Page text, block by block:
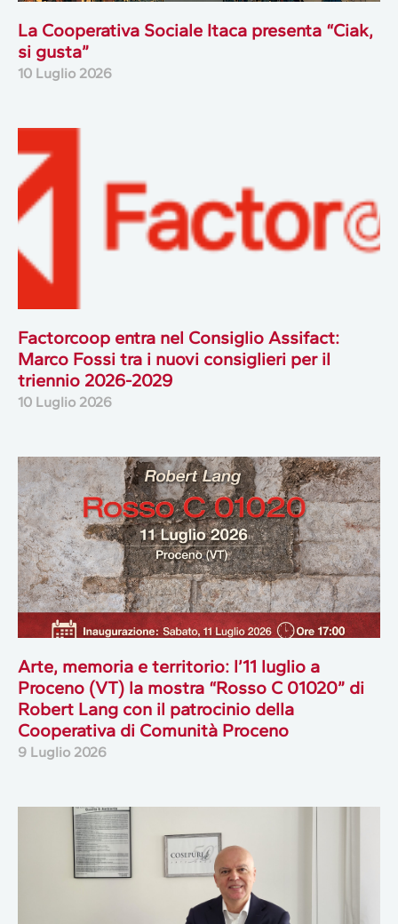
La Cooperativa Sociale Itaca presenta “Ciak,
si gusta”
10 Luglio 2026
Factorcoop entra nel Consiglio Assifact:
Marco Fossi tra i nuovi consiglieri per il
triennio 2026-2029
10 Luglio 2026
Arte, memoria e territorio: l’11 luglio a
Proceno (VT) la mostra “Rosso C 01020” di
Robert Lang con il patrocinio della
Cooperativa di Comunità Proceno
9 Luglio 2026